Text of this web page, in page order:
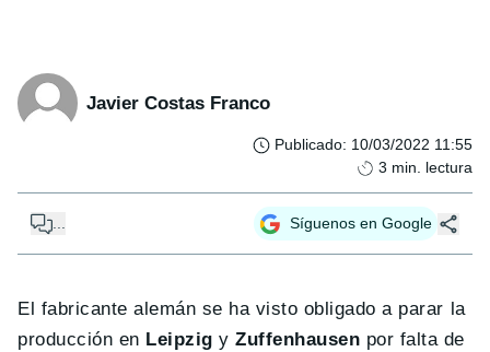
Javier Costas Franco
Publicado: 10/03/2022 11:55
3 min. lectura
... Síguenos en Google
El fabricante alemán se ha visto obligado a parar la
producción en Leipzig yZuffenhausen por falta de